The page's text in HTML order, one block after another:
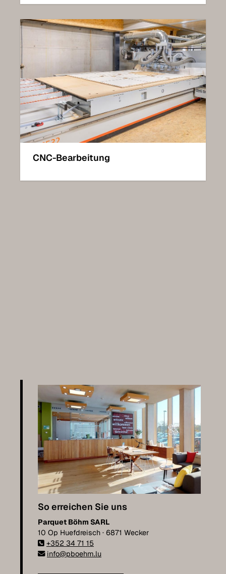
CNC-Bearbeitung
So erreichen Sie uns
Parquet Böhm SARL
10 Op Huefdreisch · 6871 Wecker
+352 34 71 15
info@pboehm.lu